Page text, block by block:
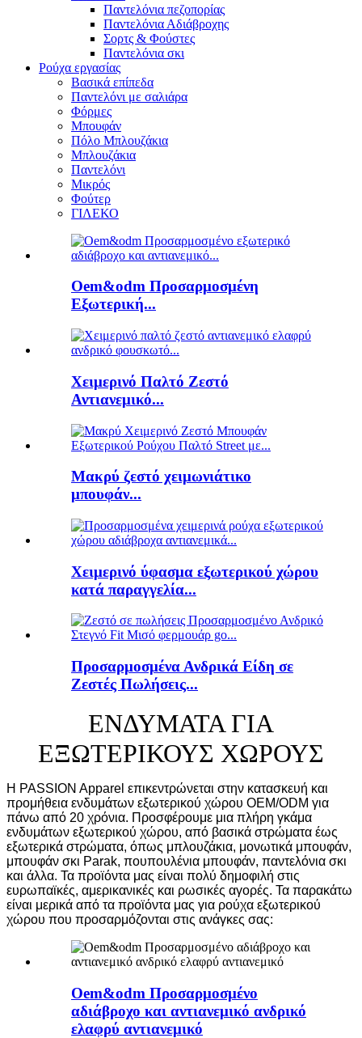
Παντελόνια πεζοπορίας
Παντελόνια Αδιάβροχης
Σορτς & Φούστες
Παντελόνια σκι
Ρούχα εργασίας
Βασικά επίπεδα
Παντελόνι με σαλιάρα
Φόρμες
Μπουφάν
Πόλο Μπλουζάκια
Μπλουζάκια
Παντελόνι
Μικρός
Φούτερ
ΓΙΛΕΚΟ
Oem&odm Προσαρμοσμένη
Εξωτερική...
Χειμερινό Παλτό Ζεστό
Αντιανεμικό...
Μακρύ ζεστό χειμωνιάτικο
μπουφάν...
Χειμερινό ύφασμα εξωτερικού χώρου
κατά παραγγελία...
Προσαρμοσμένα Ανδρικά Είδη σε
Ζεστές Πωλήσεις...
ΕΝΔΥΜΑΤΑ ΓΙΑ
ΕΞΩΤΕΡΙΚΟΥΣ ΧΩΡΟΥΣ
Η PASSION Apparel επικεντρώνεται στην κατασκευή και
προμήθεια ενδυμάτων εξωτερικού χώρου OEM/ODM για
πάνω από 20 χρόνια. Προσφέρουμε μια πλήρη γκάμα
ενδυμάτων εξωτερικού χώρου, από βασικά στρώματα έως
εξωτερικά στρώματα, όπως μπλουζάκια, μονωτικά μπουφάν,
μπουφάν σκι Parak, πουπουλένια μπουφάν, παντελόνια σκι
και άλλα. Τα προϊόντα μας είναι πολύ δημοφιλή στις
ευρωπαϊκές, αμερικανικές και ρωσικές αγορές. Τα παρακάτω
είναι μερικά από τα προϊόντα μας για ρούχα εξωτερικού
χώρου που προσαρμόζονται στις ανάγκες σας:
Oem&odm Προσαρμοσμένο
αδιάβροχο και αντιανεμικό ανδρικό
ελαφρύ αντιανεμικό